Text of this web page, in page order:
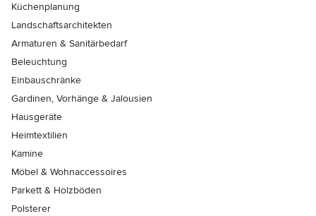
Küchenplanung
Landschaftsarchitekten
Armaturen & Sanitärbedarf
Beleuchtung
Einbauschränke
Gardinen, Vorhänge & Jalousien
Hausgeräte
Heimtextilien
Kamine
Möbel & Wohnaccessoires
Parkett & Holzböden
Polsterer